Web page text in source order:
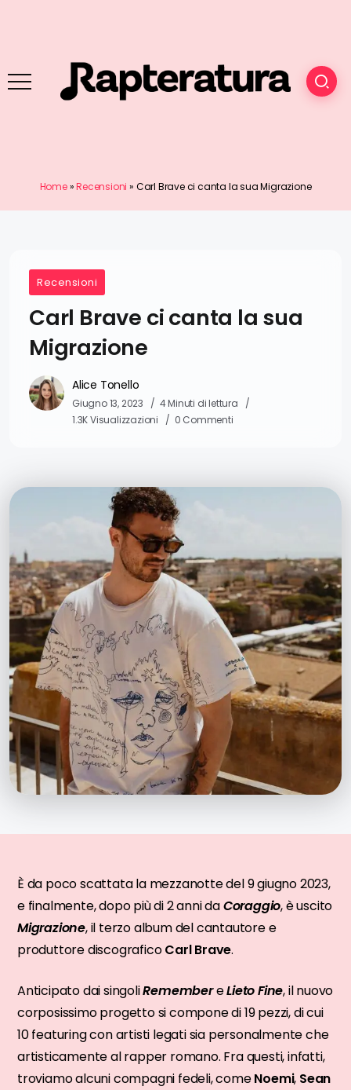
Home»Recensioni » Carl Brave ci canta la sua Migrazione
Recensioni
Carl Brave ci canta la sua
Migrazione
Alice Tonello
Giugno 13, 2023
4 Minuti di lettura
1.3K Visualizzazioni
0 Commenti
È da poco scattata la mezzanotte del 9 giugno 2023,
e finalmente, dopo più di 2 anni daCoraggio, è uscito
Migrazione, il terzo album del cantautore e
produttore discograficoCarl Brave.
Anticipato dai singoliRemembereLieto Fine, il nuovo
corposissimo progetto si compone di 19 pezzi, di cui
10 featuring con artisti legati sia personalmente che
artisticamente al rapper romano. Fra questi, infatti,
troviamo alcuni compagni fedeli, comeNoemi, Sean